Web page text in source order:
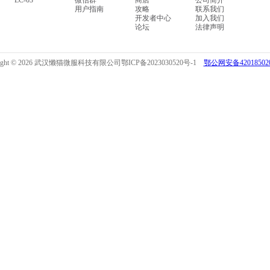
用户指南
攻略
开发者中心
论坛
联系我们
加入我们
法律声明
© 2026 武汉懒猫微服科技有限公司鄂ICP备2023030520号-1 鄂公网安备